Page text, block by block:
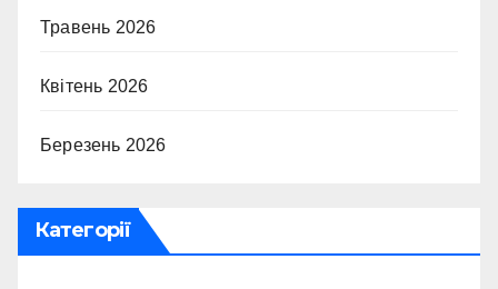
Травень 2026
Квітень 2026
Березень 2026
Категорії